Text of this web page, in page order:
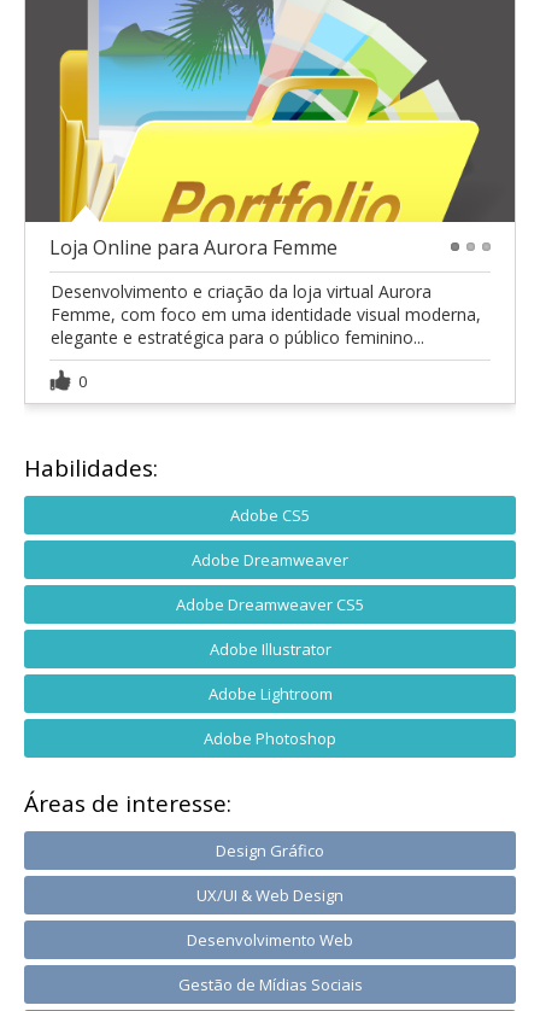
Loja Online para Aurora Femme
Desenvolvimento e criação da loja virtual Aurora
Femme, com foco em uma identidade visual moderna,
elegante e estratégica para o público feminino...
0
Habilidades:
Adobe CS5
Adobe Dreamweaver
Adobe Dreamweaver CS5
Adobe Illustrator
Adobe Lightroom
Adobe Photoshop
Áreas de interesse:
Design Gráfico
UX/UI & Web Design
Desenvolvimento Web
Gestão de Mídias Sociais